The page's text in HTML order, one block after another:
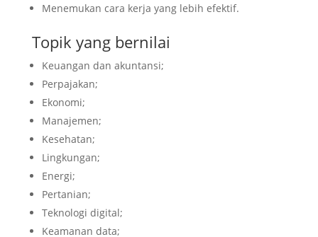
Menemukan cara kerja yang lebih efektif.
Topik yang bernilai
Keuangan dan akuntansi;
Perpajakan;
Ekonomi;
Manajemen;
Kesehatan;
Lingkungan;
Energi;
Pertanian;
Teknologi digital;
Keamanan data;